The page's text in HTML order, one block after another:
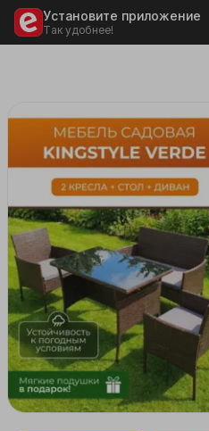
Установите приложение
Так удобнее!